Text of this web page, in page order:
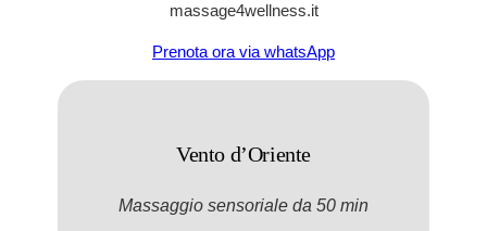
Prenota ora via whatsApp
Vento d’Oriente
Massaggio sensoriale da 50 min